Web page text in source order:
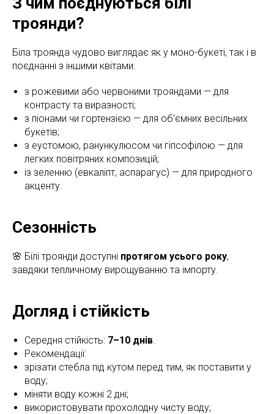
троянди?
Біла троянда чудово виглядає як у моно-букеті, так і в
поєднанні з іншими квітами:
з рожевими або червоними трояндами — для
контрасту та виразності;
з піонами чи гортензією — для об’ємних весільних
букетів;
з еустомою, ранункулюсом чи гіпсофілою — для
легких повітряних композицій;
із зеленню (евкаліпт, аспарагус) — для природного
акценту.
Сезонність
🌸 Білі троянди доступні протягом усього року,
завдяки тепличному вирощуванню та імпорту.
Догляд і стійкість
Середня стійкість: 7–10 днів.
Рекомендації:
зрізати стебла під кутом перед тим, як поставити у
воду;
міняти воду кожні 2 дні;
використовувати прохолодну чисту воду;